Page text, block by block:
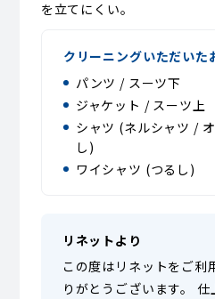
を立てにくい。
クリーニングいただいた
パンツ / スーツ下
ジャケット / スーツ上
シャツ (ネルシャツ /
し)
ワイシャツ (つるし)
リネットより
この度はリネットをご利
りがとうございます。